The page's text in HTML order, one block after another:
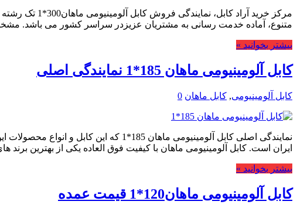
مرکز خرید
متنوع، آماده خدمت رسانی به مشتریان عزیزدر سراسر کشور می باشد.
بیشتر بخوانید »
کابل آلومینیومی ماهان 185*1 نمایندگی اصلی
کابل آلومینیومی, کابل ماهان 0
نمایندگی اصلی کابل آلومینیومی
ایران است. کابل آلومینیومی ماهان با کیفیت فوق العاده یکی از بهترین برند
بیشتر بخوانید »
کابل آلومینیومی ماهان120*1 قیمت عمده